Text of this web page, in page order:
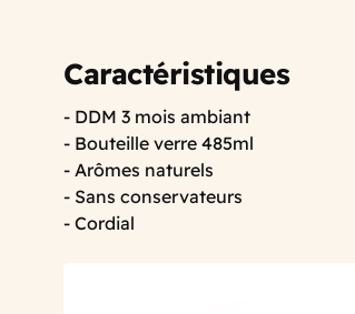
Caractéristiques
- DDM 3 mois ambiant
- Bouteille verre 485ml
- Arômes naturels
- Sans conservateurs
- Cordial